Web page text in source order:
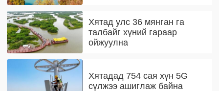
Хятад улс 36 мянган га
талбайг хүний гараар
ойжуулна
Хятадад 754 сая хүн 5G
сүлжээ ашиглаж байна